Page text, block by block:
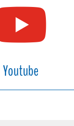
Youtube